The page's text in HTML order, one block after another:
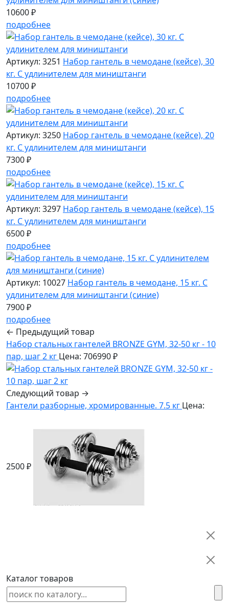
10600 ₽
подробнее
Артикул: 3251 Набор гантель в чемодане (кейсе), 30
кг. С удлинителем для миништанги
10700 ₽
подробнее
Артикул: 3250 Набор гантель в чемодане (кейсе), 20
кг. С удлинителем для миништанги
7300 ₽
подробнее
Артикул: 3297 Набор гантель в чемодане (кейсе), 15
кг. С удлинителем для миништанги
6500 ₽
подробнее
Артикул: 10027 Набор гантель в чемодане, 15 кг. С
удлинителем для миништанги (синие)
7900 ₽
подробнее
← Предыдущий товар
Набор стальных гантелей BRONZE GYM, 32-50 кг - 10
пар, шаг 2 кг Цена: 706990 ₽
Следующий товар →
Гантели разборные, хромированные. 7.5 кг Цена:
2500 ₽
Каталог товаров